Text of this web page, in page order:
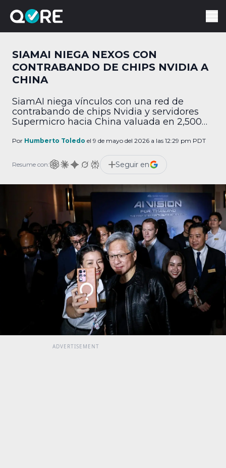
SIAMAI NIEGA NEXOS CON
CONTRABANDO DE CHIPS NVIDIA A
CHINA
SiamAI niega vínculos con una red de
contrabando de chips Nvidia y servidores
Supermicro hacia China valuada en 2,500
Por Humberto Toledo el 9 de mayo del 2026 a las 12:29 pm PDT
Resume con: Seguir en